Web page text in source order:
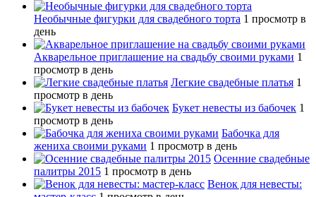
Необычные фигурки для свадебного торта 1 просмотр в
день
Акварельное приглашение на свадьбу своими руками 1
просмотр в день
Легкие свадебные платья 1
просмотр в день
Букет невесты из бабочек 1
просмотр в день
Бабочка для
жениха своими руками 1 просмотр в день
Осенние свадебные
палитры 2015 1 просмотр в день
Венок для невесты: